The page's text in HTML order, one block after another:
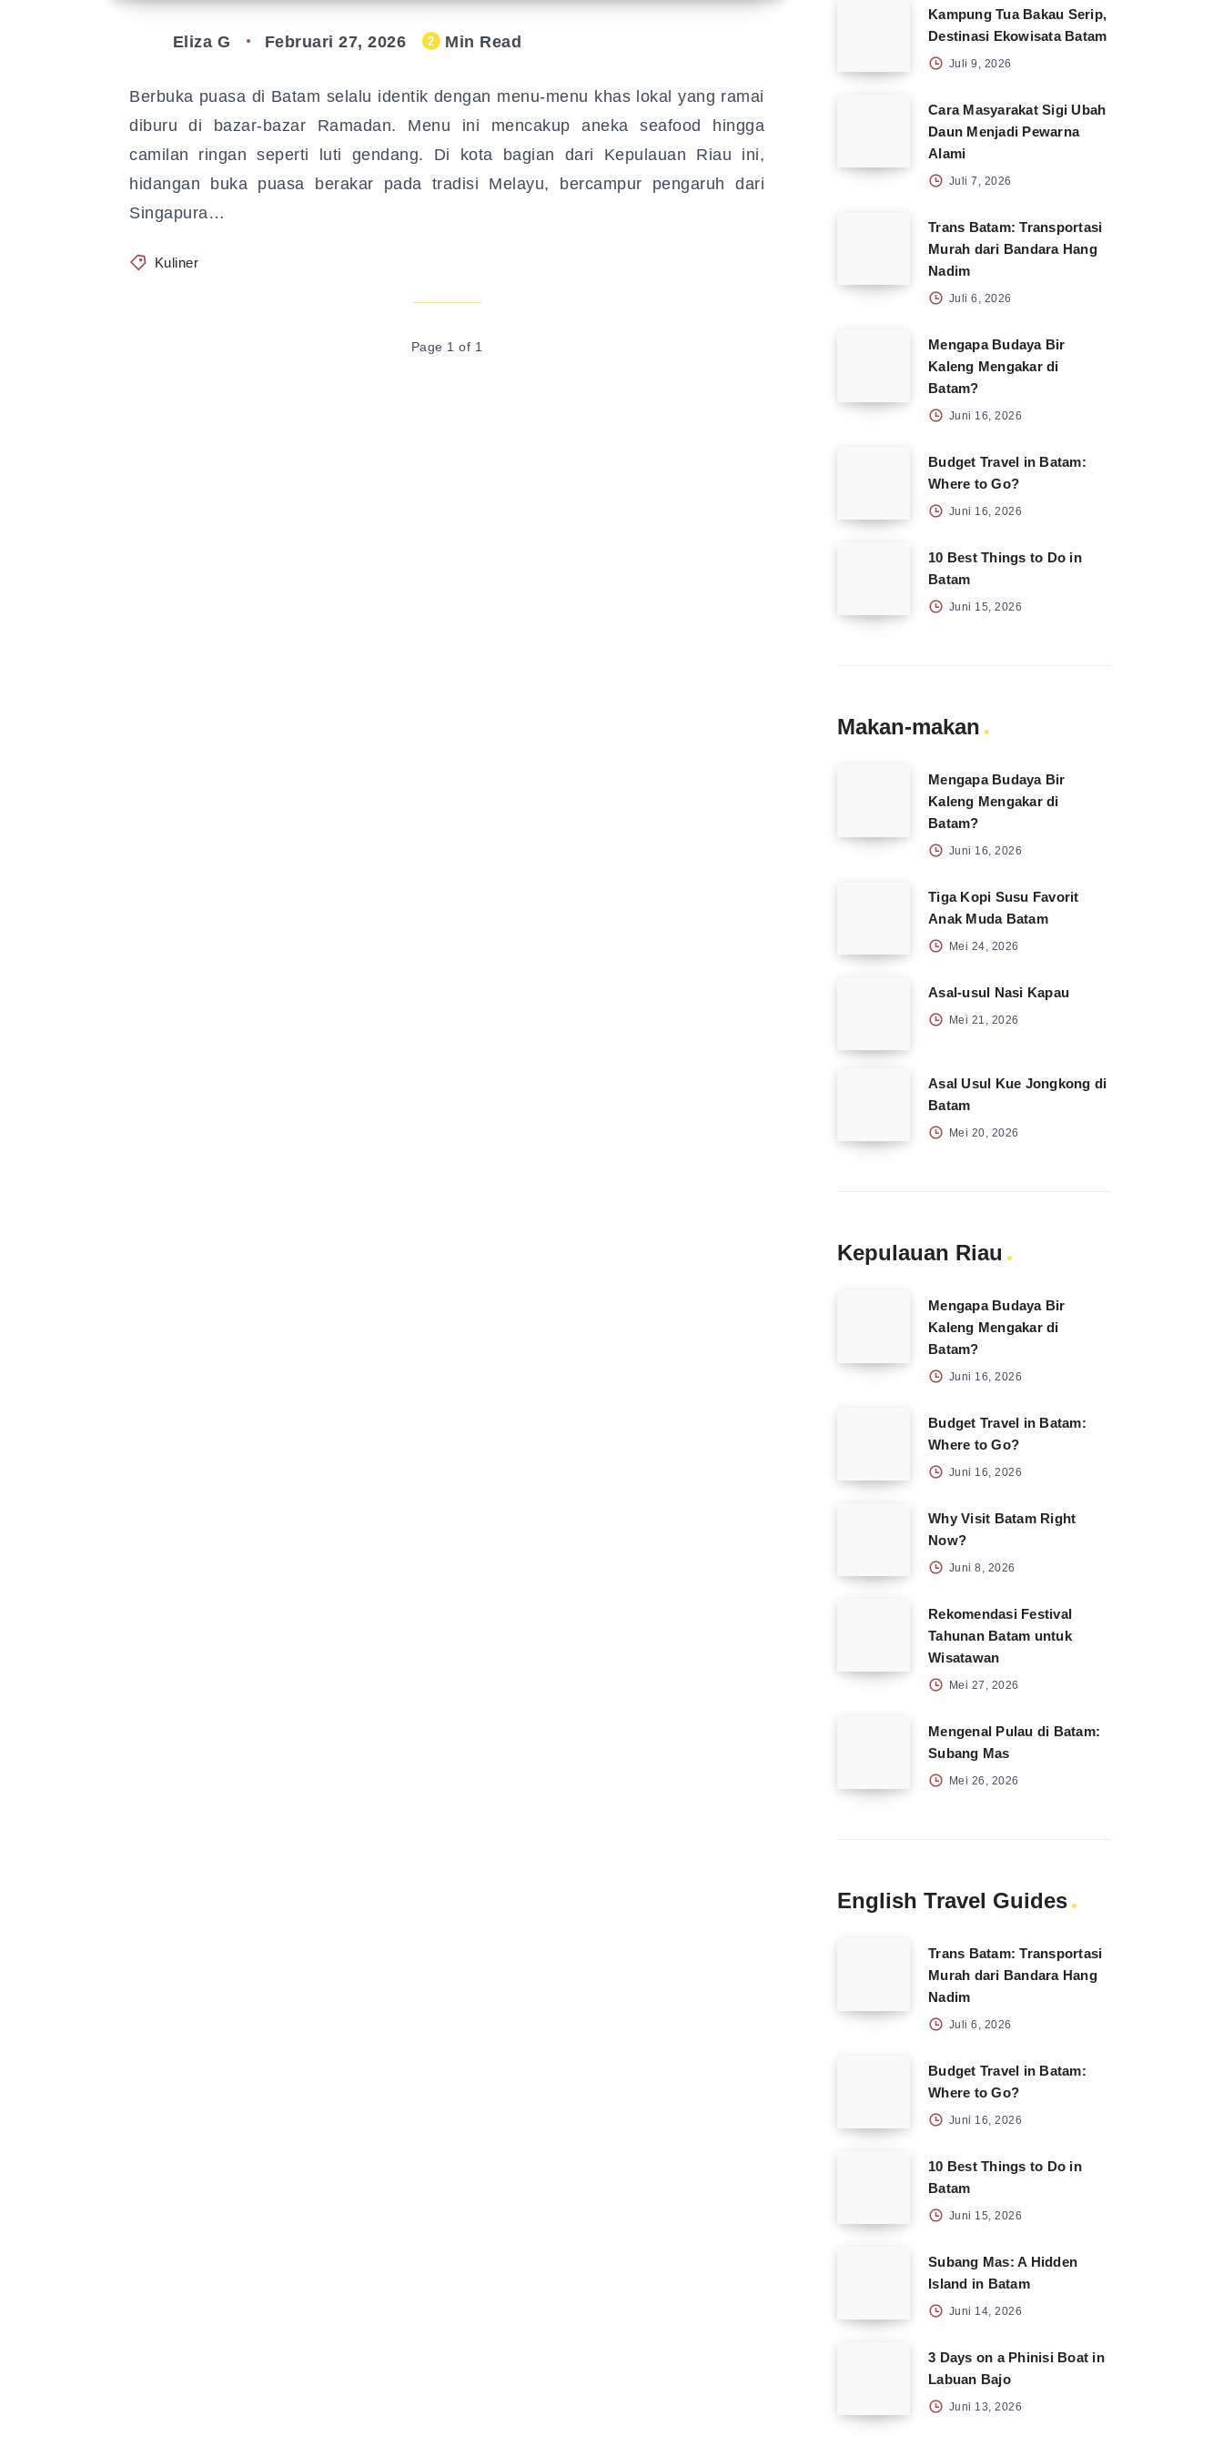
Eliza G Februari 27, 2026 2 Min Read
Berbuka puasa di Batam selalu identik dengan menu-menu khas lokal yang ramai
diburu di bazar-bazar Ramadan. Menu ini mencakup aneka seafood hingga
camilan ringan seperti luti gendang. Di kota bagian dari Kepulauan Riau ini,
hidangan buka puasa berakar pada tradisi Melayu, bercampur pengaruh dari
Singapura…
Kuliner
Page 1 of 1
Kampung Tua Bakau Serip,
Destinasi Ekowisata Batam
Juli 9, 2026
Cara Masyarakat Sigi Ubah
Daun Menjadi Pewarna
Alami
Juli 7, 2026
Trans Batam: Transportasi
Murah dari Bandara Hang
Nadim
Juli 6, 2026
Mengapa Budaya Bir
Kaleng Mengakar di
Batam?
Juni 16, 2026
Budget Travel in Batam:
Where to Go?
Juni 16, 2026
10 Best Things to Do in
Batam
Juni 15, 2026
Makan-makan
Mengapa Budaya Bir
Kaleng Mengakar di
Batam?
Juni 16, 2026
Tiga Kopi Susu Favorit
Anak Muda Batam
Mei 24, 2026
Asal-usul Nasi Kapau
Mei 21, 2026
Asal Usul Kue Jongkong di
Batam
Mei 20, 2026
Kepulauan Riau
Mengapa Budaya Bir
Kaleng Mengakar di
Batam?
Juni 16, 2026
Budget Travel in Batam:
Where to Go?
Juni 16, 2026
Why Visit Batam Right
Now?
Juni 8, 2026
Rekomendasi Festival
Tahunan Batam untuk
Wisatawan
Mei 27, 2026
Mengenal Pulau di Batam:
Subang Mas
Mei 26, 2026
English Travel Guides
Trans Batam: Transportasi
Murah dari Bandara Hang
Nadim
Juli 6, 2026
Budget Travel in Batam:
Where to Go?
Juni 16, 2026
10 Best Things to Do in
Batam
Juni 15, 2026
Subang Mas: A Hidden
Island in Batam
Juni 14, 2026
3 Days on a Phinisi Boat in
Labuan Bajo
Juni 13, 2026